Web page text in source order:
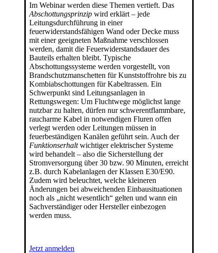
Im Webinar werden diese Themen vertieft. Das
Abschottungsprinzip wird erklärt – jede
Leitungsdurchführung in einer
feuerwiderstandsfähigen Wand oder Decke muss
mit einer geeigneten Maßnahme verschlossen
werden, damit die Feuerwiderstandsdauer des
Bauteils erhalten bleibt. Typische
Abschottungssysteme werden vorgestellt, von
Brandschutzmanschetten für Kunststoffrohre bis zu
Kombiabschottungen für Kabeltrassen. Ein
Schwerpunkt sind Leitungsanlagen in
Rettungswegen: Um Fluchtwege möglichst lange
nutzbar zu halten, dürfen nur schwerentflammbare,
raucharme Kabel in notwendigen Fluren offen
verlegt werden oder Leitungen müssen in
feuerbeständigen Kanälen geführt sein. Auch der
Funktionserhaltwichtiger elektrischer Systeme
wird behandelt – also die Sicherstellung der
Stromversorgung über 30 bzw. 90 Minuten, erreicht
z.B. durch Kabelanlagen der Klassen E30/E90.
Zudem wird beleuchtet, welche kleineren
Änderungen bei abweichenden Einbausituationen
noch als „nicht wesentlich“ gelten und wann ein
Sachverständiger oder Hersteller einbezogen
werden muss.
Jetzt anmelden